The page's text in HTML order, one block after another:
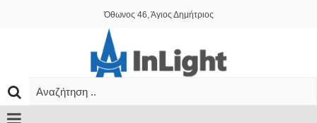
Όθωνος 46, Άγιος Δημήτριος